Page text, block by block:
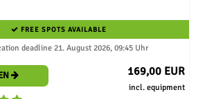
FREE SPOTS AVAILABLE
deadline 21. August 2026, 09:45 Uhr
169,00 EUR
incl. equipment